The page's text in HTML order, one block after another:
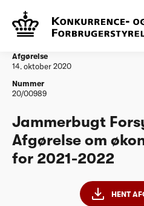
Vandtilsyn
økonomiske
Afgørelse
14. oktober 2020
Nummer
20/00989
Jammerbugt
Afgørelse om
for 2021-2022
HENT